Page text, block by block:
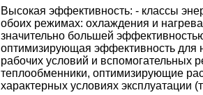
Высокая эффективность: - классы
обоих режимах: охлаждения и
значительно большей
оптимизирующая эффективность для
рабочих условий и вспомогательных
теплообменники, оптимизирующие
характерных условиях эксплуатации